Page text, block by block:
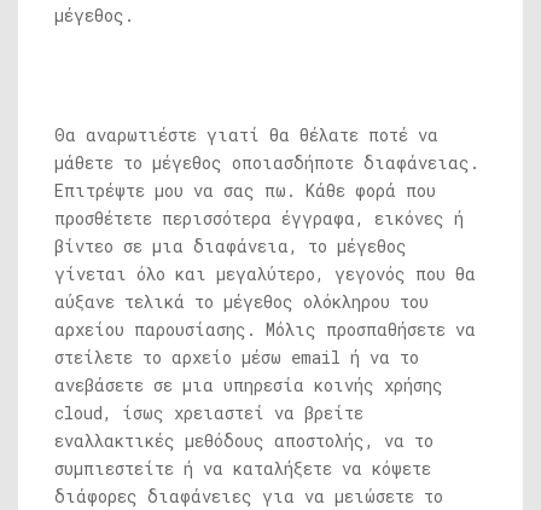
μέγεθος.
Θα αναρωτιέστε γιατί θα θέλατε ποτέ να
μάθετε το μέγεθος οποιασδήποτε διαφάνειας.
Επιτρέψτε μου να σας πω. Κάθε φορά που
προσθέτετε περισσότερα έγγραφα, εικόνες ή
βίντεο σε μια διαφάνεια, το μέγεθος
γίνεται όλο και μεγαλύτερο, γεγονός που θα
αύξανε τελικά το μέγεθος ολόκληρου του
αρχείου παρουσίασης. Μόλις προσπαθήσετε να
στείλετε το αρχείο μέσω email ή να το
ανεβάσετε σε μια υπηρεσία κοινής χρήσης
cloud, ίσως χρειαστεί να βρείτε
εναλλακτικές μεθόδους αποστολής, να το
συμπιεστείτε ή να καταλήξετε να κόψετε
διάφορες διαφάνειες για να μειώσετε το